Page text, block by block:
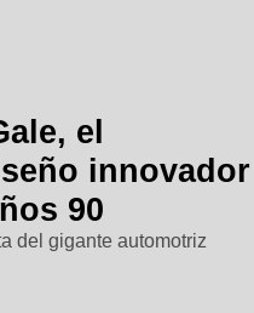
el
innovador
90
del gigante automotriz